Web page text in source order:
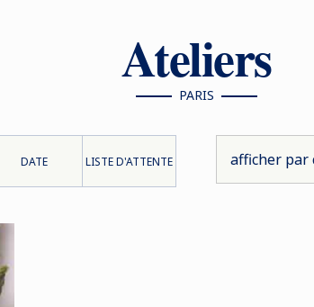
Ateliers
PARIS
DATE LISTE D'ATTENTE